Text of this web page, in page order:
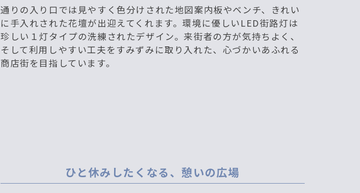
通りの入り口では見やすく色分けされた地図案内板やベンチ、きれい
に手入れされた花壇が出迎えてくれます。環境に優しいLED街路灯は
珍しい１灯タイプの洗練されたデザイン。来街者の方が気持ちよく、
そして利用しやすい工夫をすみずみに取り入れた、心づかいあふれる
商店街を目指しています。
ひと休みしたくなる、憩いの広場